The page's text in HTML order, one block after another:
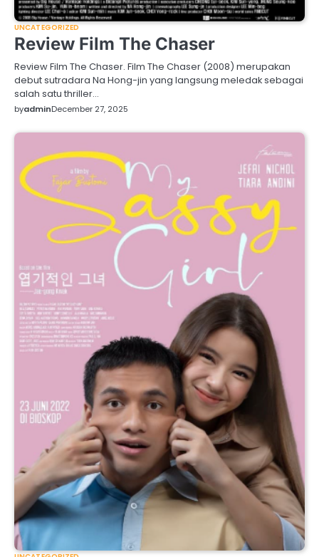
UNCATEGORIZED
Review Film The Chaser
Review Film The Chaser. Film The Chaser (2008) merupakan
debut sutradara Na Hong-jin yang langsung meledak sebagai
salah satu thriller…
byadminDecember 27, 2025